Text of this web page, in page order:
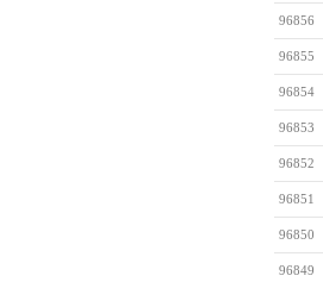
96856
96855
96854
96853
96852
96851
96850
96849